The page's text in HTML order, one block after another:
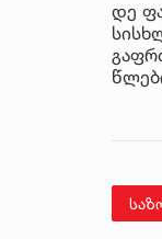
დე